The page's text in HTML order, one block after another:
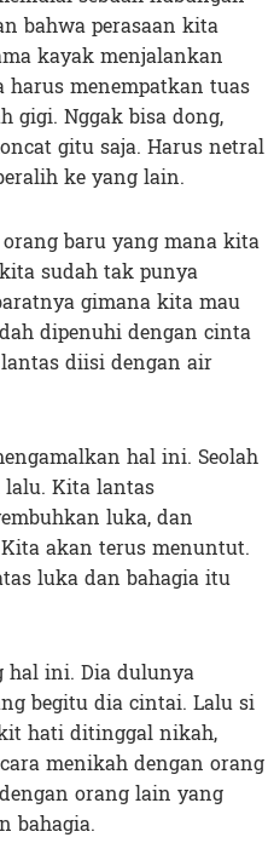
bahwa perasaan kita
kayak menjalankan
menempatkan tuas
gigi. Nggak bisa dong,
gitu saja. Harus netral
ke yang lain.
baru yang mana kita
sudah tak punya
gimana kita mau
dipenuhi dengan cinta
diisi dengan air
hal ini. Seolah
Kita lantas
luka, dan
akan terus menuntut.
luka dan bahagia itu
hal ini. Dia dulunya
begitu dia cintai. Lalu si
hati ditinggal nikah,
menikah dengan orang
orang lain yang
bahagia.